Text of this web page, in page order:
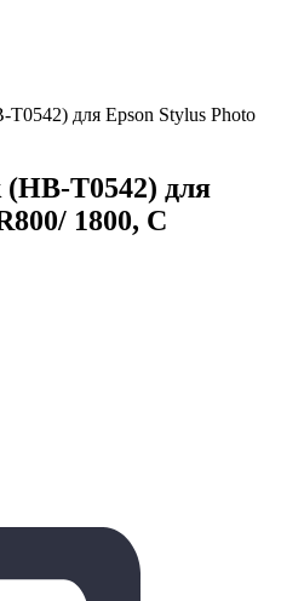
для Epson Stylus Photo
T0542) для
1800, C